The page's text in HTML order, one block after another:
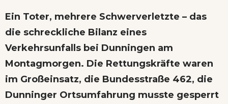
Ein Toter, mehrere Schwerverletzte – das
die schreckliche Bilanz eines
Verkehrsunfalls bei Dunningen am
Montagmorgen. Die Rettungskräfte waren
im Großeinsatz, die Bundesstraße 462, die
Dunninger Ortsumfahrung musste gesperrt